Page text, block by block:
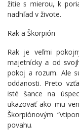
žitie s mierou, k
nadhľad v živote.
Rak a Škorpión
Rak je veľmi
majetnícky a od
pokoj a rozum. Ale
oddanosti. Preto
isté šance na
ukazovať ako mu
Škorpiónovým
povahu.